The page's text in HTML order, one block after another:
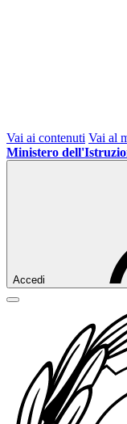
Vai ai contenuti Vai al
Ministero
Accedi